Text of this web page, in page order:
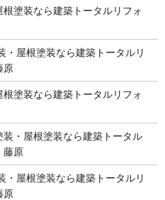
塗装なら建築トータルリフォ
・屋根塗装なら建築トータルリ
原
塗装なら建築トータルリフォ
・屋根塗装なら建築トータル
藤原
・屋根塗装なら建築トータルリ
原